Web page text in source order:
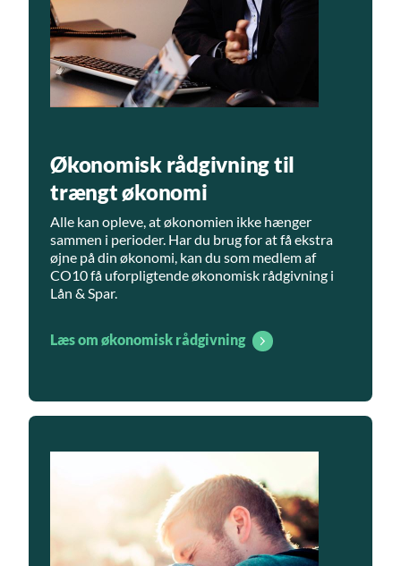
Økonomisk rådgivning til
trængt økonomi
Alle kan opleve, at økonomien ikke hænger
sammen i perioder. Har du brug for at få ekstra
øjne på din økonomi, kan du som medlem af
CO10 få uforpligtende økonomisk rådgivning i
Lån & Spar.
Læs om økonomisk rådgivning